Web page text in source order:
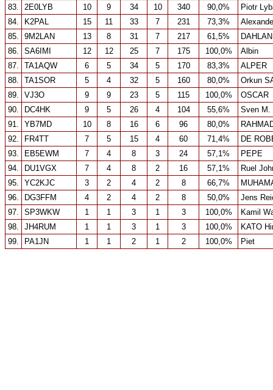
83.
2E0LYB 10 9 34 10 340 90,0%
Piotr
84.
K2PAL 15 11 33 7 231 73,3%
85.
9M2LAN 13 8 31 7 217 61,5%
86.
SA6IMI 12 12 25 7 175 100,0%
Albin
87.
TA1AQW 6 5 34 5 170 83,3%
ALPER
88.
TA1SOR 5 4 32 5 160 80,0%
Orkun
89.
VJ3O 9 9 23 5 115 100,0%
OSCAR
90.
DC4HK 9 5 26 4 104 55,6%
Sven M.
91.
YB7MD 10 8 16 6 96 80,0%
92.
FR4TT 7 5 15 4 60 71,4%
DE
93.
EB5EWM 7 4 8 3 24 57,1%
PEPE
94.
DU1VGX 7 4 8 2 16 57,1%
Ruel
95.
YC2KJC 3 2 4 2 8 66,7%
96.
DG3FFM 4 2 4 2 8 50,0%
Jens
97.
SP3WKW 1 1 3 1 3 100,0%
Kamil
98.
JH4RUM 1 1 3 1 3 100,0%
KATO
99.
PA1JN 1 1 2 1 2 100,0% Piet